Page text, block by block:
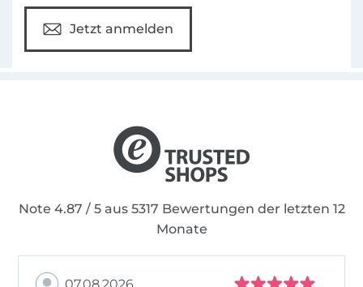
Jetzt anmelden
Note 4.87 / 5 aus 5317 Bewertungen der letzten 12
Monate